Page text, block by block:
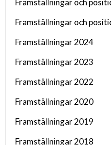
Framställningar och
Framställningar och
Framställningar 2024
Framställningar 2023
Framställningar 2022
Framställningar 2020
Framställningar 2019
Framställningar 2018